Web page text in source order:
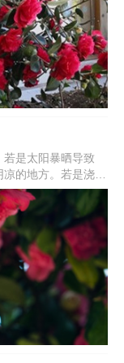
是太阳暴晒导致
的地方。若是浇水
3-5天浇次水。若是
若是感染了病虫害
治疗。